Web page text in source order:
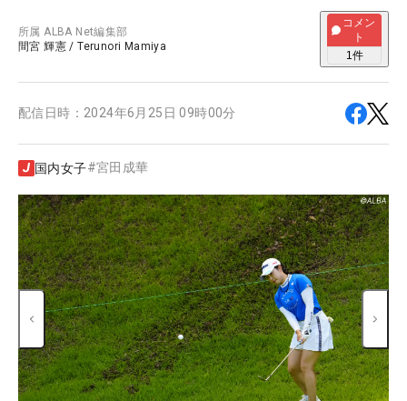
所属ALBA Net編集部
間宮 輝憲 /Terunori Mamiya
コメン
ト
1件
配信日時： 2024年6月25日 09時00分
国内女子#宮田成華